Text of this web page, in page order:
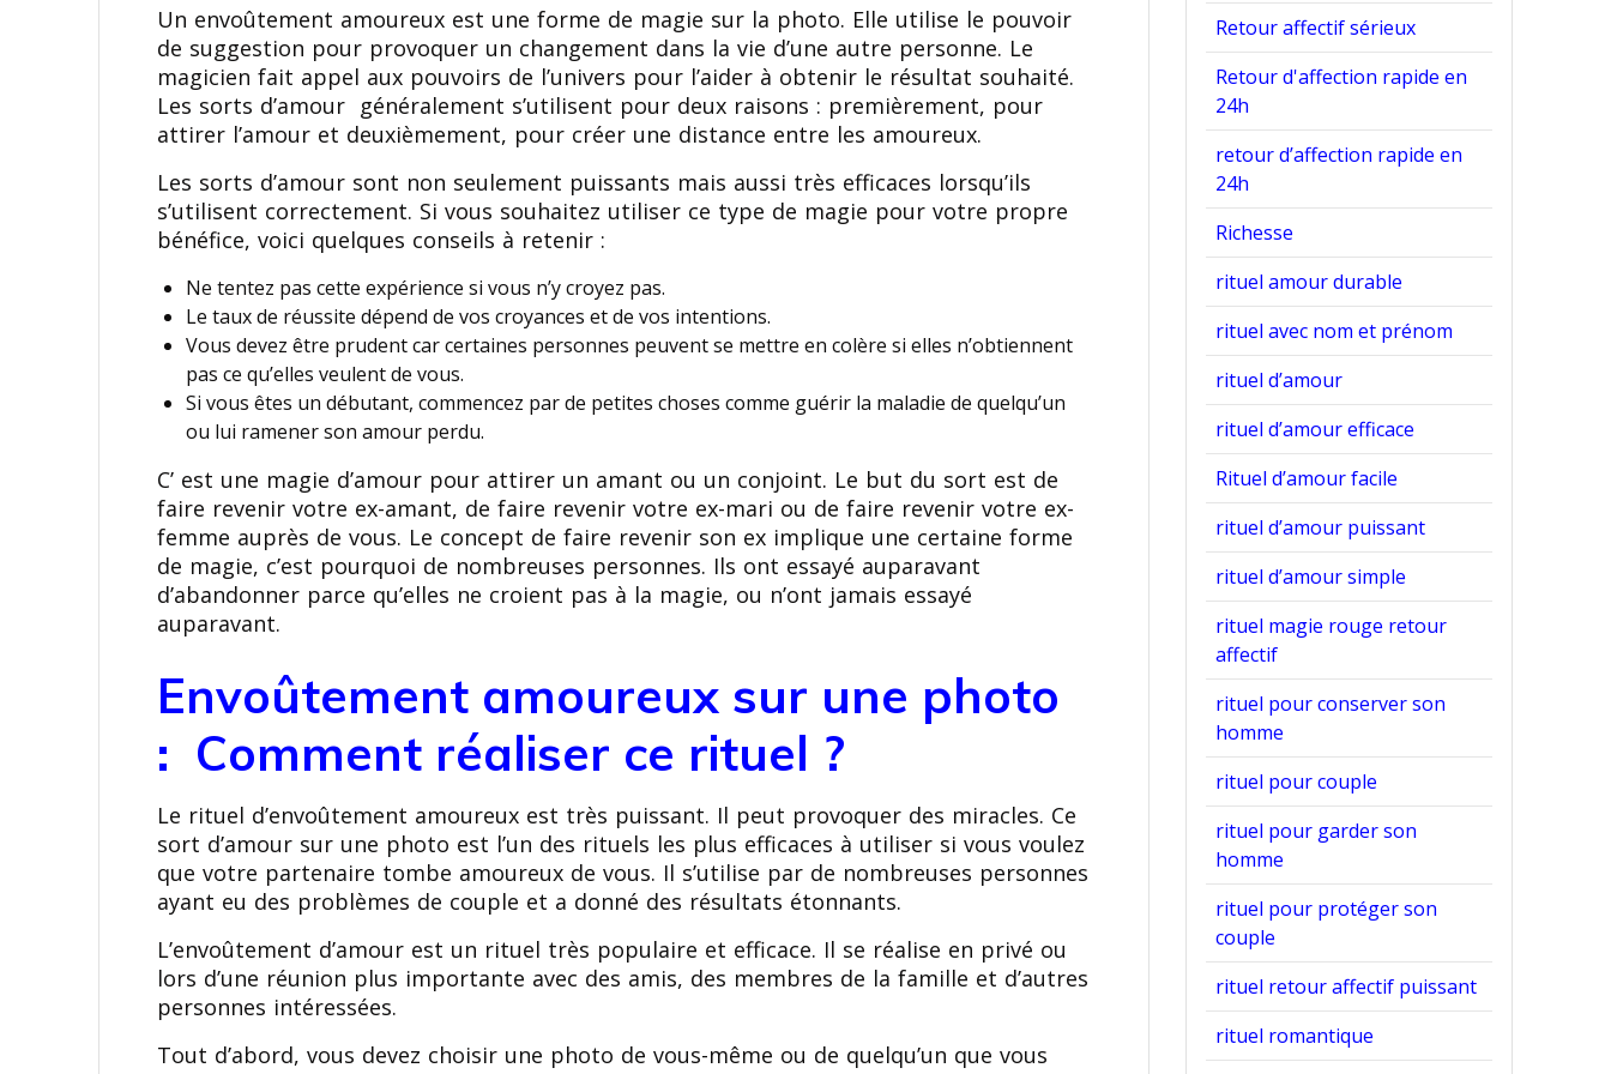
Un envoûtement amoureux est une forme de magie sur la photo. Elle utilise le pouvoir
de suggestion pour provoquer un changement dans la vie d’une autre personne. Le
magicien fait appel aux pouvoirs de l’univers pour l’aider à obtenir le résultat souhaité.
Les sorts d’amour généralement s’utilisent pour deux raisons : premièrement, pour
attirer l’amour et deuxièmement, pour créer une distance entre les amoureux.
Les sorts d’amour sont non seulement puissants mais aussi très efficaces lorsqu’ils
s’utilisent correctement. Si vous souhaitez utiliser ce type de magie pour votre propre
bénéfice, voici quelques conseils à retenir :
Ne tentez pas cette expérience si vous n’y croyez pas.
Le taux de réussite dépend de vos croyances et de vos intentions.
Vous devez être prudent car certaines personnes peuvent se mettre en colère si elles n’obtiennent
pas ce qu’elles veulent de vous.
Si vous êtes un débutant, commencez par de petites choses comme guérir la maladie de quelqu’un
ou lui ramener son amour perdu.
C’ est une magie d’amour pour attirer un amant ou un conjoint. Le but du sort est de
faire revenir votre ex-amant, de faire revenir votre ex-mari ou de faire revenir votre ex-
femme auprès de vous. Le concept de faire revenir son ex implique une certaine forme
de magie, c’est pourquoi de nombreuses personnes. Ils ont essayé auparavant
d’abandonner parce qu’elles ne croient pas à la magie, ou n’ont jamais essayé
auparavant.
Envoûtement amoureux sur une photo
: Comment réaliser ce rituel ?
Le rituel d’envoûtement amoureux est très puissant. Il peut provoquer des miracles. Ce
sort d’amour sur une photo est l’un des rituels les plus efficaces à utiliser si vous voulez
que votre partenaire tombe amoureux de vous. Il s’utilise par de nombreuses personnes
ayant eu des problèmes de couple et a donné des résultats étonnants.
L’envoûtement d’amour est un rituel très populaire et efficace. Il se réalise en privé ou
lors d’une réunion plus importante avec des amis, des membres de la famille et d’autres
personnes intéressées.
Tout d’abord, vous devez choisir une photo de vous-même ou de quelqu’un que vous
Retour affectif sérieux
Retour d'affection rapide en
24h
retour d’affection rapide en
24h
Richesse
rituel amour durable
rituel avec nom et prénom
rituel d’amour
rituel d’amour efficace
Rituel d’amour facile
rituel d’amour puissant
rituel d’amour simple
rituel magie rouge retour
affectif
rituel pour conserver son
homme
rituel pour couple
rituel pour garder son
homme
rituel pour protéger son
couple
rituel retour affectif puissant
rituel romantique